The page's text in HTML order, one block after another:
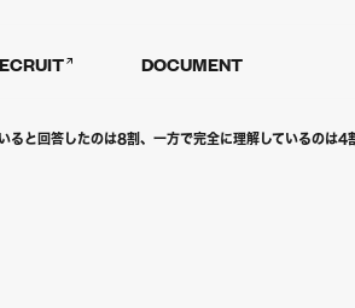
DOCUMENT
と回答したのは8割、一方で完全に理解しているのは